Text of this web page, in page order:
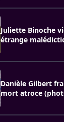
Juliette Binoche
étrange
Danièle Gilbert
mort atroce